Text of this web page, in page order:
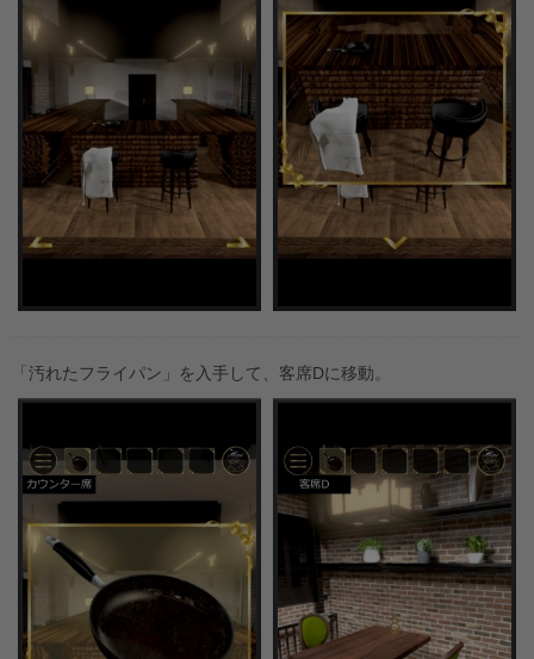
「汚れたフライパン」を入手して、客席Dに移動。